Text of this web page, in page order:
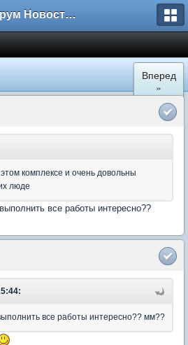
Форум Новостройки
Вперед
»
комплексе и очень довольны
люде
все работы интересно??
все работы интересно?? мм??